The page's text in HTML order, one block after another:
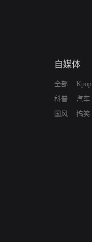
自媒体
全部
科普
国风
Kpop
汽车
搞笑